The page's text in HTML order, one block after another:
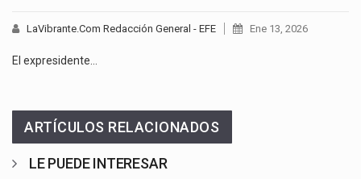
LaVibrante.Com Redacción General - EFE Ene 13, 2026
El expresidente…
ARTÍCULOS RELACIONADOS
LE PUEDE INTERESAR